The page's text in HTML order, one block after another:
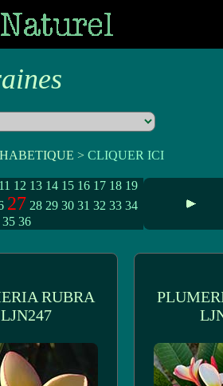
> CLIQUER ICI
11 12 13 14 15 16 17 18 19
27 28 29 30 31 32 33 34
35 36
RUBRA
LJN247